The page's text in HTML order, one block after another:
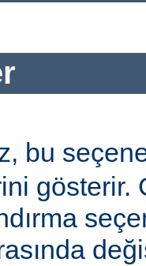
bu
gösterir.